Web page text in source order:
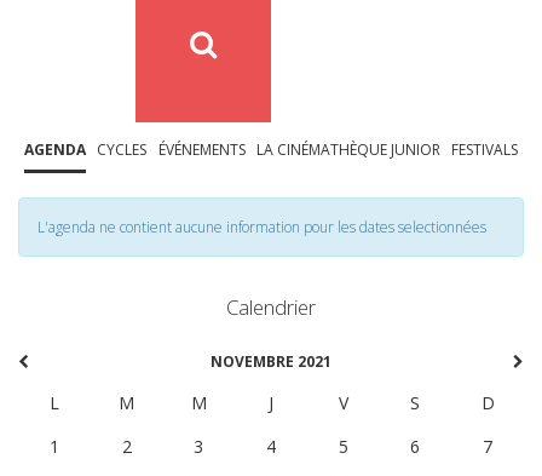
AGENDA CYCLES ÉVÉNEMENTS LA CINÉMATHÈQUE JUNIOR FESTIVALS
L'agenda ne contient aucune information pour les dates selectionnées
Calendrier
NOVEMBRE 2021
L M M J V S
D
1
2 3 4 5 6
7